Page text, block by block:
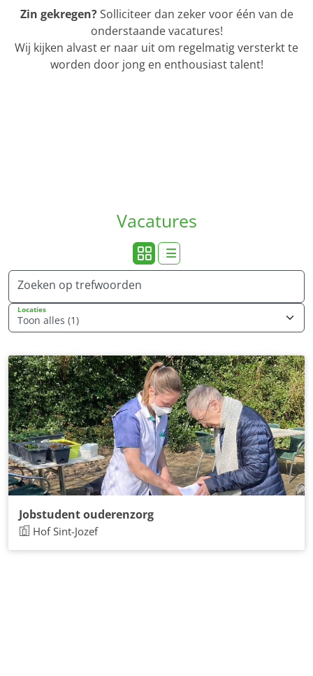
Zin gekregen?Solliciteer dan zeker voor één van de
onderstaande vacatures!
Wij kijken alvast er naar uit om regelmatig versterkt te
worden door jong en enthousiast talent!
Vacatures
Zoeken op trefwoorden
Locaties
Jobstudent ouderenzorg
Hof Sint-Jozef